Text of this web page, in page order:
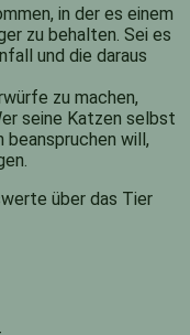
in der es einem
zu behalten. Sei es
und die daraus
zu machen,
seine Katzen selbst
beanspruchen will,
über das Tier